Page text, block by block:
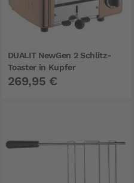
DUALIT NewGen 2 Schlitz-
Toaster in Kupfer
269,95 €